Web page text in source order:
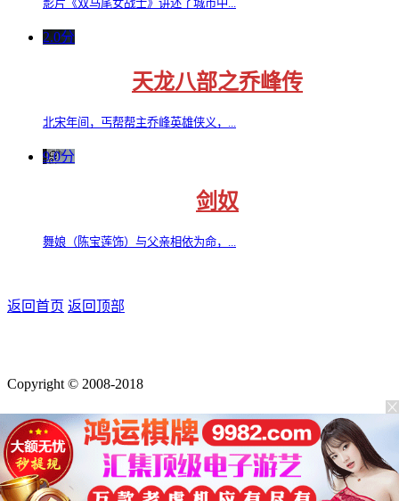
影片《双马尾女战士》讲述了城市中...
2.0分
天龙八部之乔峰传
北宋年间，丐帮帮主乔峰英雄侠义，...
9.0分
剑奴
舞娘（陈宝莲饰）与父亲相依为命，...
返回首页 返回顶部
Copyright © 2008-2018